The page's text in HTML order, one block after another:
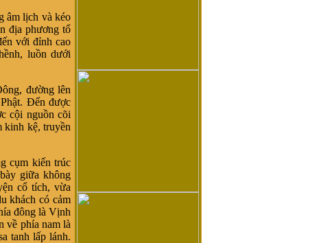
âm lịch và kéo
địa phương tổ
với đỉnh cao
luồn dưới
đường lên
Ðến được
cội nguồn cõi
kinh kệ, truyền
cụm kiến trúc
giữa không
cổ tích, vừa
khách có cảm
đông là Vịnh
về phía nam là
tanh lấp lánh.